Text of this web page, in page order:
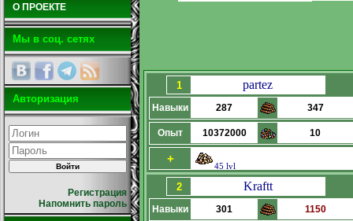
О ПРОЕКТЕ
Мы в соц. сетях
Авторизация
Регистрация
Напомнить пароль
1 partez
Навыки 287 347
Опыт 10372000 10
+
45 lvl
2 Kraftt
Навыки 301 1150